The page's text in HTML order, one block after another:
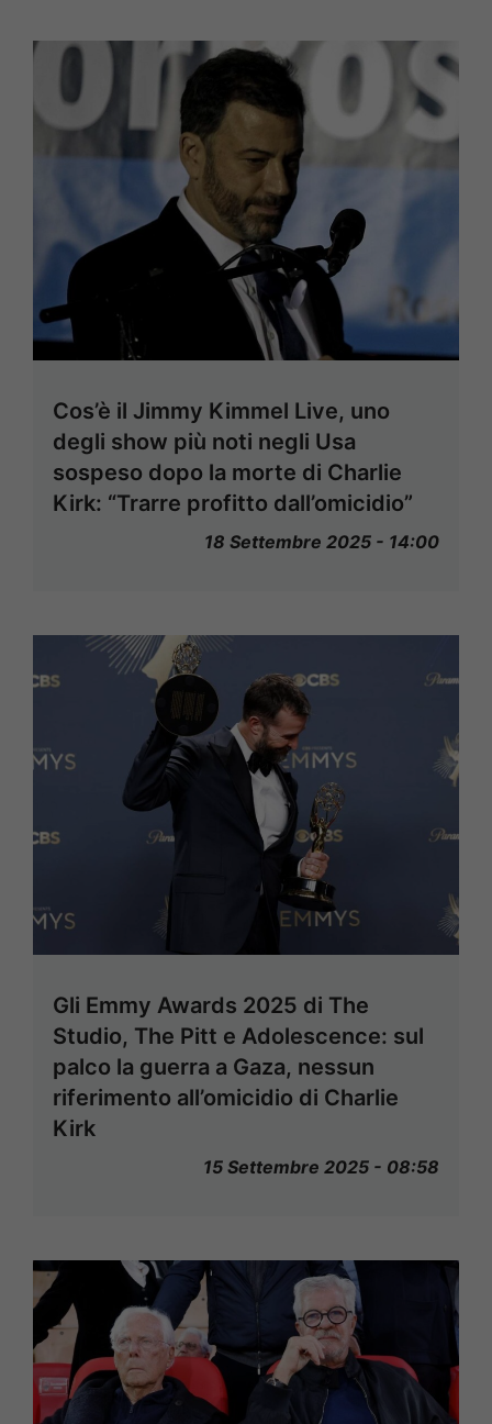
Cos’è il Jimmy Kimmel Live, uno
degli show più noti negli Usa
sospeso dopo la morte di Charlie
Kirk: “Trarre profitto dall’omicidio”
18 Settembre 2025 - 14:00
Gli Emmy Awards 2025 di The
Studio, The Pitt e Adolescence: sul
palco la guerra a Gaza, nessun
riferimento all’omicidio di Charlie
Kirk
15 Settembre 2025 - 08:58